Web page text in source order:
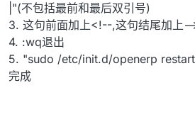
|"(不包括最前和最后双引号)
3. 这句前面加上<!--,这句结尾加上--
4. :wq退出
5. "sudo /etc/init.d/openerp
完成